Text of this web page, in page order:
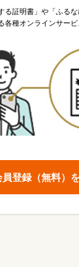
る証明書」や「ふる
各種オンラインサービ
員登録（無料）